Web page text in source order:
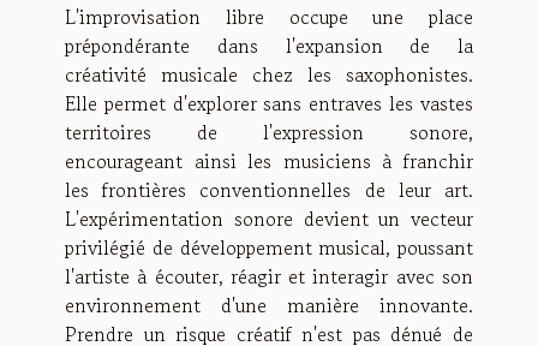
L'improvisation libre occupe une place
prépondérante dans l'expansion de la
créativité musicale chez les saxophonistes.
Elle permet d'explorer sans entraves les vastes
territoires de l'expression sonore,
encourageant ainsi les musiciens à franchir
les frontières conventionnelles de leur art.
L'expérimentation sonore devient un vecteur
privilégié de développement musical, poussant
l'artiste à écouter, réagir et interagir avec son
environnement d'une manière innovante.
Prendre un risque créatif n'est pas dénué de